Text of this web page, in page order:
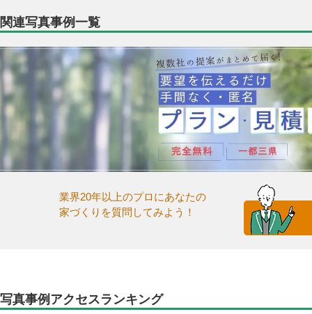
関連写真事例一覧
業界20年以上のプロにあなたの
家づくりを質問してみよう！
写真事例アクセスランキング